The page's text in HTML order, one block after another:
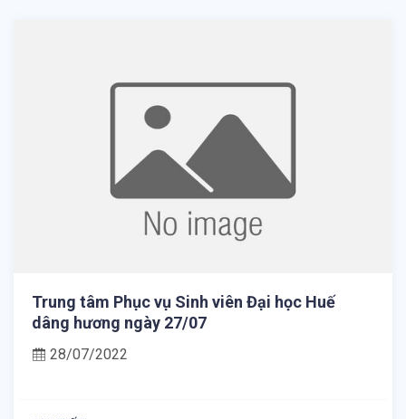
Trung tâm Phục vụ Sinh viên Đại học Huế
dâng hương ngày 27/07
28/07/2022